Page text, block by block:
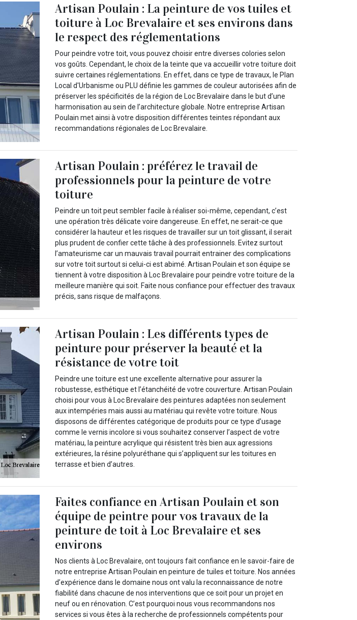
Artisan Poulain : La peinture de vos tuiles et
toiture à Loc Brevalaire et ses environs dans
le respect des réglementations
Pour peindre votre toit, vous pouvez choisir entre diverses colories selon
vos goûts. Cependant, le choix de la teinte que va accueillir votre toiture doit
suivre certaines réglementations. En effet, dans ce type de travaux, le Plan
Local d'Urbanisme ou PLU définie les gammes de couleur autorisées afin de
préserver les spécificités de la région de Loc Brevalaire dans le but d’une
harmonisation au sein de l’architecture globale. Notre entreprise Artisan
Poulain met ainsi à votre disposition différentes teintes répondant aux
recommandations régionales de Loc Brevalaire.
Artisan Poulain : préférez le travail de
professionnels pour la peinture de votre
toiture
Peindre un toit peut sembler facile à réaliser soi-même, cependant, c’est
une opération très délicate voire dangereuse. En effet, ne serait-ce que
considérer la hauteur et les risques de travailler sur un toit glissant, il serait
plus prudent de confier cette tâche à des professionnels. Evitez surtout
l’amateurisme car un mauvais travail pourrait entrainer des complications
sur votre toit surtout si celui-ci est abimé. Artisan Poulain et son équipe se
tiennent à votre disposition à Loc Brevalaire pour peindre votre toiture de la
meilleure manière qui soit. Faite nous confiance pour effectuer des travaux
précis, sans risque de malfaçons.
Artisan Poulain : Les différents types de
peinture pour préserver la beauté et la
résistance de votre toit
Peindre une toiture est une excellente alternative pour assurer la
robustesse, esthétique et l’étanchéité de votre couverture. Artisan Poulain
choisi pour vous à Loc Brevalaire des peintures adaptées non seulement
aux intempéries mais aussi au matériau qui revête votre toiture. Nous
disposons de différentes catégorique de produits pour ce type d’usage
comme le vernis incolore si vous souhaitez conserver l’aspect de votre
matériau, la peinture acrylique qui résistent très bien aux agressions
extérieures, la résine polyuréthane qui s’appliquent sur les toitures en
terrasse et bien d’autres.
Faites confiance en Artisan Poulain et son
équipe de peintre pour vos travaux de la
peinture de toit à Loc Brevalaire et ses
environs
Nos clients à Loc Brevalaire, ont toujours fait confiance en le savoir-faire de
notre entreprise Artisan Poulain en peinture de tuiles et toiture. Nos années
d’expérience dans le domaine nous ont valu la reconnaissance de notre
fiabilité dans chacune de nos interventions que ce soit pour un projet en
neuf ou en rénovation. C’est pourquoi nous vous recommandons nos
services si vous êtes à la recherche de professionnels compétents pour